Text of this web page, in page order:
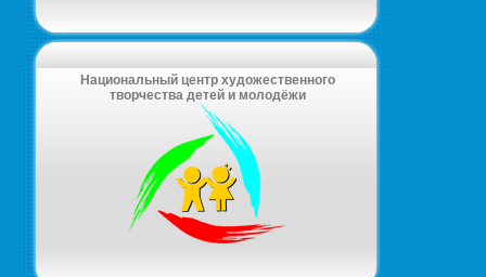
Национальный центр художественного
творчества детей и молодёжи